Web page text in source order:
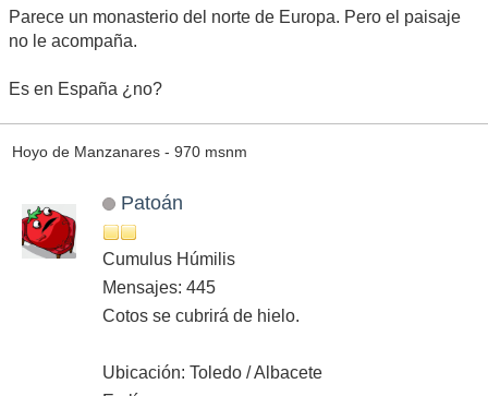
Parece un monasterio del norte de Europa. Pero el paisaje
no le acompaña.
Es en España ¿no?
Hoyo de Manzanares - 970 msnm
Patoán
Cumulus Húmilis
Mensajes: 445
Cotos se cubrirá de hielo.
Ubicación: Toledo / Albacete